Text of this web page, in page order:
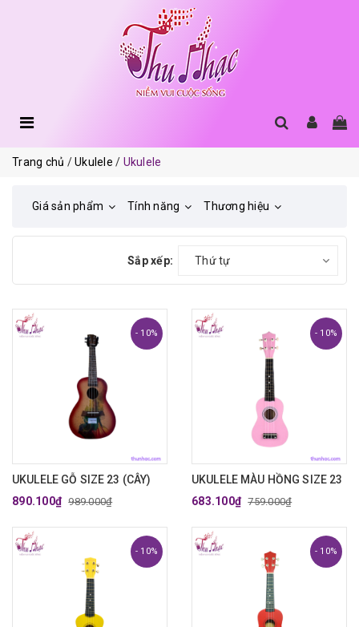
Trang chủ Ukulele Ukulele
Giá sản phẩm Tính năng Thương hiệu
Sắp xếp: Thứ tự
- 10%
UKULELE GỖ SIZE 23 (CÂY)
890.100₫ 989.000₫
- 10%
UKULELE MÀU HỒNG SIZE 23
683.100₫ 759.000₫
- 10% - 10%